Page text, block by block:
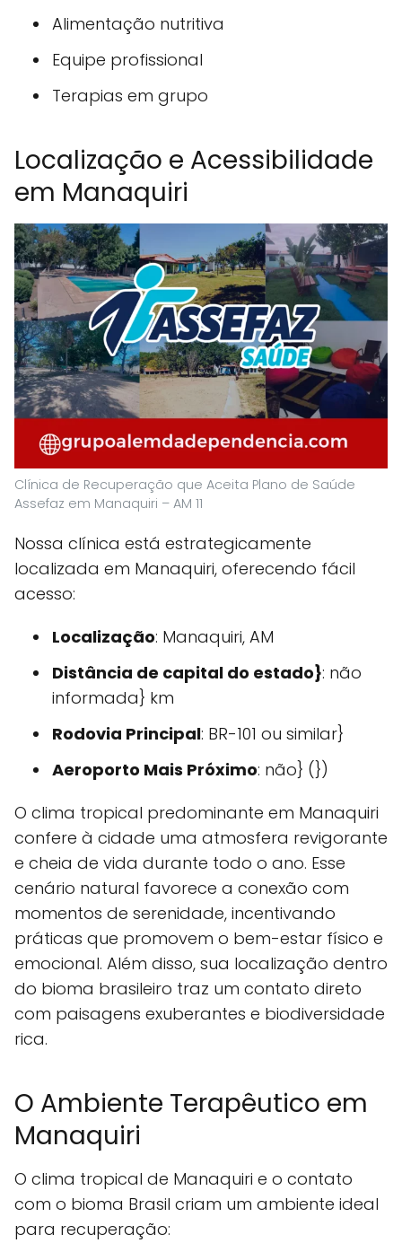
Alimentação nutritiva
Equipe profissional
Terapias em grupo
Localização e Acessibilidade
em Manaquiri
Clínica de Recuperação que Aceita Plano de Saúde
Assefaz em Manaquiri – AM 11
Nossa clínica está estrategicamente
localizada em Manaquiri, oferecendo fácil
acesso:
Localização: Manaquiri, AM
Distância de capital do estado}: não
informada} km
Rodovia Principal: BR-101 ou similar}
Aeroporto Mais Próximo: não} (})
O clima tropical predominante em Manaquiri
confere à cidade uma atmosfera revigorante
e cheia de vida durante todo o ano. Esse
cenário natural favorece a conexão com
momentos de serenidade, incentivando
práticas que promovem o bem-estar físico e
emocional. Além disso, sua localização dentro
do bioma brasileiro traz um contato direto
com paisagens exuberantes e biodiversidade
rica.
O Ambiente Terapêutico em
Manaquiri
O clima tropical de Manaquiri e o contato
com o bioma Brasil criam um ambiente ideal
para recuperação: